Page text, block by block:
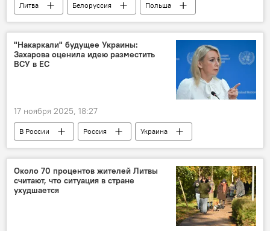
Литва Белоруссия
Польша
Скандал в Литве из-за метеозондов из Белоруссии
общество
государственная граница
граница
"Накаркали" будущее Украины:
Захарова оценила идею разместить
ВСУ в ЕС
17 ноября 2025, 18:27
В России Россия
Украина
ЕС
Евросоюз (ЕС)
Еврокомиссия (ЕК)
Андрюс Кубилюс
военные
Литва
Около 70 процентов жителей Литвы
считают, что ситуация в стране
ухудшается